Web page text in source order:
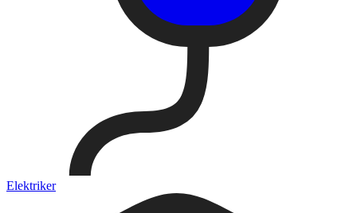
Elektriker